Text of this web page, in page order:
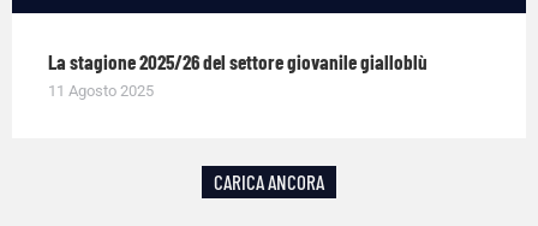
La stagione 2025/26 del settore giovanile gialloblù
11 Agosto 2025
CARICA ANCORA